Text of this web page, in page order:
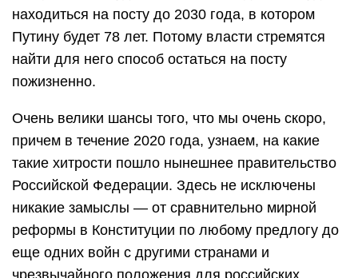
находиться на посту до 2030 года, в котором
Путину будет 78 лет. Потому власти стремятся
найти для него способ остаться на посту
пожизненно.
Очень велики шансы того, что мы очень скоро,
причем в течение 2020 года, узнаем, на какие
такие хитрости пошло нынешнее правительство
Российской Федерации. Здесь не исключены
никакие замыслы — от сравнительно мирной
реформы в Конституции по любому предлогу до
еще одних войн с другими странами и
чрезвычайного положения для российских